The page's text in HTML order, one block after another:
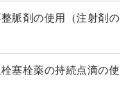
脈剤の使用（注射剤の
塞栓薬の持続点滴の使